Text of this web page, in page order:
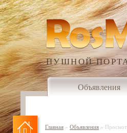
ПУШНОЙ
Объявления
Главная » Объявления »